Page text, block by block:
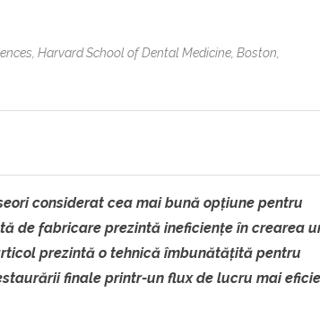
Harvard School of Dental Medicine, Boston,
considerat cea mai bună opțiune pentru
de fabricare prezintă ineficiențe în crearea
prezintă o tehnică îmbunătățită pentru
finale printr-un flux de lucru mai